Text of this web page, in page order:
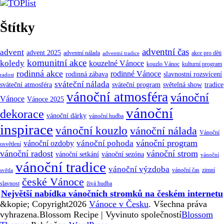
Štítky
advent advent 2025 adventní nálada adventní tradice adventní čas akce pro děti
koledy komunitní akce kouzelné Vánoce kouzlo Vánoc kulturní program
radost rodinná akce rodinná zábava rodinné Vánoce slavnostní rozsvícení
sváteční atmosféra sváteční nálada sváteční program světelná show tradice
Vánoce Vánoce 2025 vánoční atmosféravánoční
dekorace vánoční dárky vánoční hudba vánoční
inspirace vánoční kouzlo vánoční nálada Vánoční
osvětlení vánoční ozdoby vánoční pohoda vánoční program
vánoční radost vánoční setkání vánoční sezóna vánoční strom vánoční
světla vánoční tradice vánoční výzdoba vánoční čas zimní
slavnost české Vánoce živá hudba
Největší nabídka vánočních stromků na českém internetu
&kopie; Copyright2026 Vánoce v Česku. Všechna práva
vyhrazena.Blossom Recipe | Vyvinuto společnostíBlossom